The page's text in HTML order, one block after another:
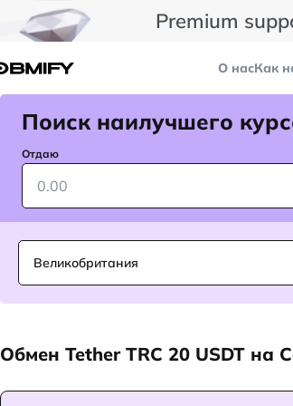
Premium
О насКак
Поиск наилучшего
Отдаю
Великобритания
Обмен Tether TRC 20 USDT на